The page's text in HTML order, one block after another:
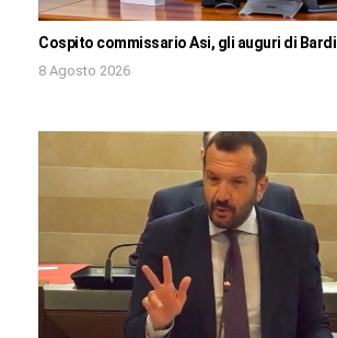
Cospito commissario Asi, gli auguri di Bardi
8 Agosto 2026